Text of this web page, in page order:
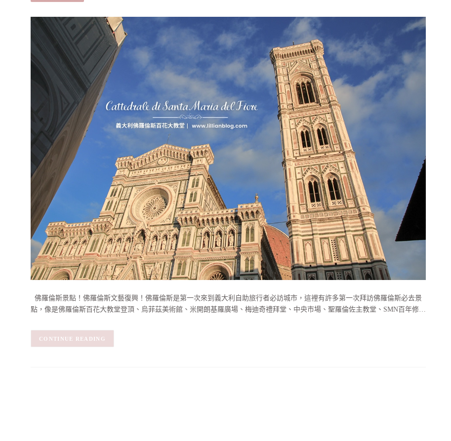
佛羅倫斯景點！佛羅倫斯文藝復興！佛羅倫斯是第一次來到義大利自助旅行者必訪城市，這裡有許多第一次拜訪佛羅倫斯必去景
點，像是佛羅倫斯百花大教堂登頂、烏菲茲美術館、米開朗基羅廣場、梅迪奇禮拜堂、中央市場、聖羅倫佐主教堂、SMN百年修…
CONTINUE READING